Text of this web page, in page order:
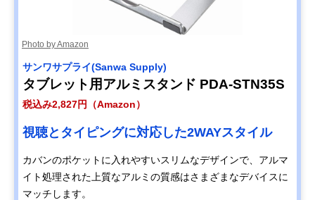
Photo by Amazon
サンワサプライ(Sanwa Supply)
タブレット用アルミスタンド PDA-STN35S
税込み2,827円（Amazon）
視聴とタイピングに対応した2WAYスタイル
カバンのポケットに入れやすいスリムなデザインで、アルマ
イト処理された上質なアルミの質感はさまざまなデバイスに
マッチします。